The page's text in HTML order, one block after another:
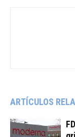
ARTÍCULOS